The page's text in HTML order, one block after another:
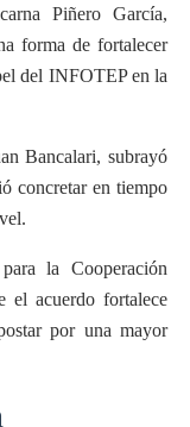
Piñero García,
forma de fortalecer
del INFOTEP en la
Bancalari, subrayó
concretar en tiempo
la Cooperación
el acuerdo fortalece
por una mayor